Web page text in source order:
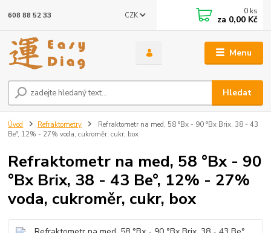
Menu
CZK
Hledat
608 88 52 33 0 ks
za 0,00 Kč
Úvod Refraktometry
Refraktometr na med, 58 °Bx - 90 °Bx Brix, 38 - 43
Be°, 12% - 27% voda, cukroměr, cukr, box
Refraktometr na med, 58 °Bx - 90
°Bx Brix, 38 - 43 Be°, 12% - 27%
voda, cukroměr, cukr, box